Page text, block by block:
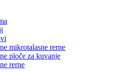
mikrotalasne rerne
ploče za kuvanje
rerne